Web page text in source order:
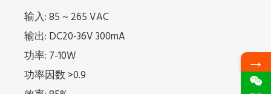
输入: 85 ~ 265 VAC
输出: DC20-36V 300mA
功率: 7-10W
功率因数 >0.9
→